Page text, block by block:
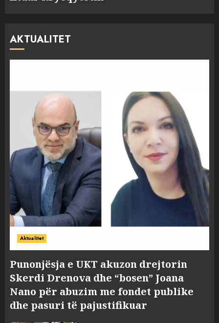
AKTUALITET
Aktualitet
Punonjësja e UKT akuzon drejtorin
Skerdi Drenova dhe “bosen” Joana
Nano për abuzim me fondet publike
dhe pasuri të pajustifikuar